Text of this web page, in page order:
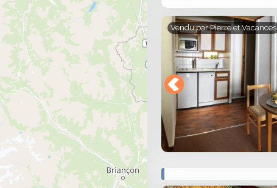
Vendu parPierre et Vacances